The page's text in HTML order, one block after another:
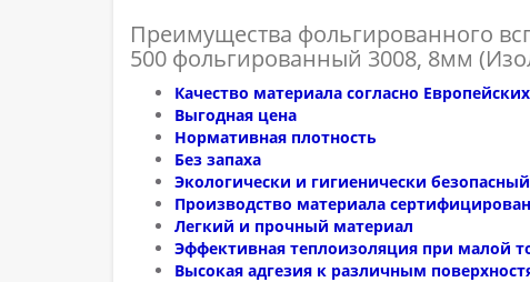
Преимущества фольгированного
500 фольгированный 3008, 8мм
Качество материала согласно
Выгодная цена
Нормативная плотность
Без запаха
Экологически и гигиенически
Производство материала
Легкий и прочный материал
Эффективная теплоизоляция при малой
Высокая адгезия к различным